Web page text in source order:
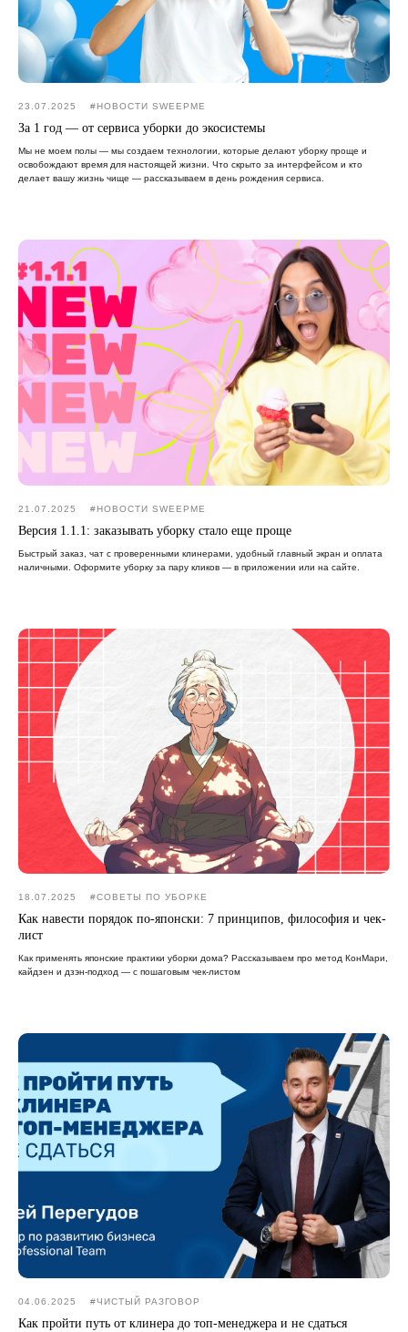
23.07.2025 #НОВОСТИ SWEEPME
За 1 год — от сервиса уборки до экосистемы
Мы не моем полы — мы создаем технологии, которые делают уборку проще и
освобождают время для настоящей жизни. Что скрыто за интерфейсом и кто
делает вашу жизнь чище — рассказываем в день рождения сервиса.
21.07.2025 #НОВОСТИ SWEEPME
Версия 1.1.1: заказывать уборку стало еще проще
Быстрый заказ, чат с проверенными клинерами, удобный главный экран и оплата
наличными. Оформите уборку за пару кликов — в приложении или на сайте.
18.07.2025 #CОВЕТЫ ПО УБОРКЕ
Как навести порядок по-японски: 7 принципов, философия и чек-
лист
Как применять японские практики уборки дома? Рассказываем про метод КонМари,
кайдзен и дзэн-подход — с пошаговым чек-листом
04.06.2025 #ЧИСТЫЙ РАЗГОВОР
Как пройти путь от клинера до топ-менеджера и не сдаться